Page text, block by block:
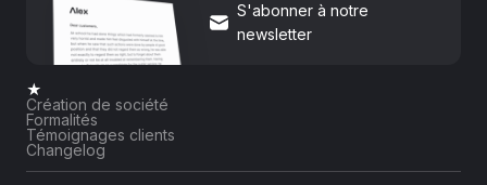
S'abonner à notre
newsletter
★
Création de société
Formalités
Témoignages clients
Changelog